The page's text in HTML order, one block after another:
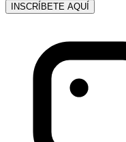
INSCRÍBETE AQUÍ